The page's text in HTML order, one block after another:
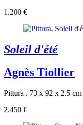
1.200 €
Soleil d'été
Agnès Tiollier
Pittura . 73 x 92 x 2.5 cm
2.450 €